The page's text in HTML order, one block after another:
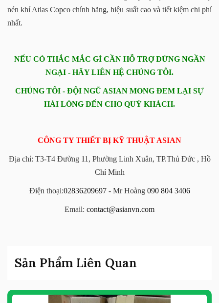
nén khí Atlas Copco chính hãng, hiệu suất cao và tiết kiệm chi phí
nhất.
NẾU CÓ THẮC MẮC GÌ CẦN HỖ TRỢ ĐỪNG NGẦN
NGẠI - HÃY LIÊN HỆ CHÚNG TÔI.
CHÚNG TÔI - ĐỘI NGŨ ASIAN MONG ĐEM LẠI SỰ
HÀI LÒNG ĐẾN CHO QUÝ KHÁCH.
CÔNG TY THIẾT BỊ KỸ THUẬT ASIAN
Địa chỉ: T3-T4 Đường 11, Phường Linh Xuân, TP.Thủ Đức , Hồ
Chí Minh
Điện thoại:02836209697- Mr Hoàng 090 804 3406
Email: contact@asianvn.com
Sản Phẩm Liên Quan